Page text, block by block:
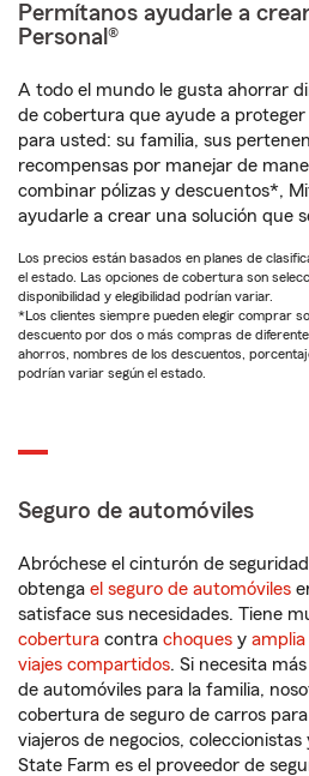
Permítanos ayudarle a
Personal®
A todo el mundo le gusta ahorrar
de cobertura que ayude a
para usted: su familia, sus
recompensas por manejar de
combinar pólizas y descuentos*,
ayudarle a crear una solución que
Los precios están basados en planes de
el estado. Las opciones de cobertura son
disponibilidad y elegibilidad podrían variar.
*Los clientes siempre pueden elegir comprar
descuento por dos o más compras de
ahorros, nombres de los descuentos,
podrían variar según el estado.
Seguro de automóviles
Abróchese el cinturón de
obtenga el seguro de automóviles
satisface sus necesidades. Tiene
cobertura contra choques y
viajes compartidos. Si necesita
de automóviles para la familia,
cobertura de seguro de carros
viajeros de negocios,
State Farm es el proveedor de